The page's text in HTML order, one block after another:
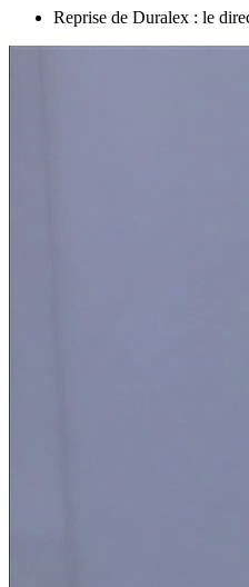
Reprise de Duralex : le